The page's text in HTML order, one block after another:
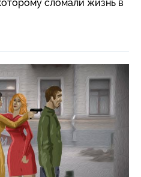
сломали жизнь в